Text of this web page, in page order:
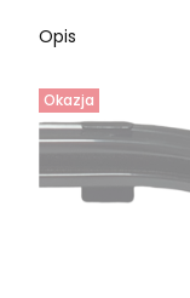
Opis
Okazja